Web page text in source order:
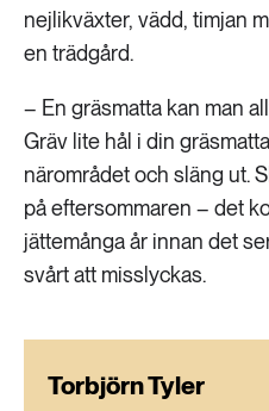
nejlikväxter, vädd, timjan
en trädgård.
– En gräsmatta kan man
Gräv lite hål i din
närområdet och släng ut.
på eftersommaren – det
jättemånga år innan det
svårt att misslyckas.
Torbjörn Tyler